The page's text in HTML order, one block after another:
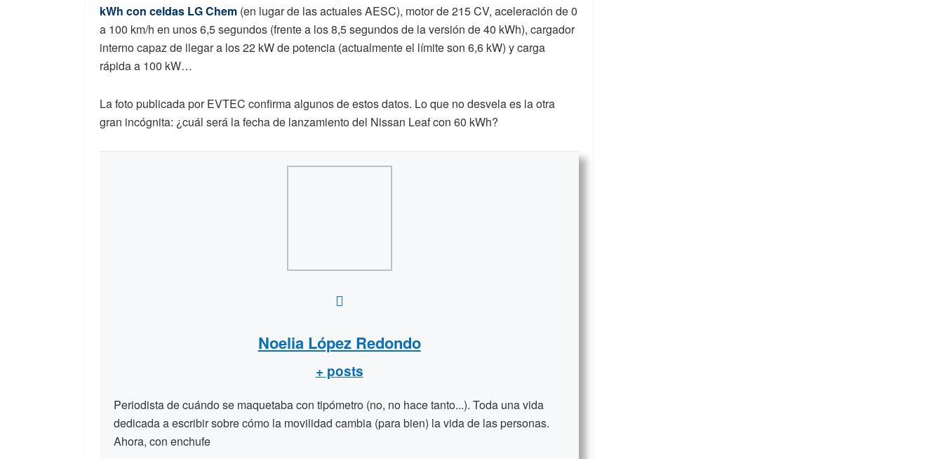
kWh con celdas LG Chem (en lugar de las actuales AESC), motor de 215 CV, aceleración de 0
a 100 km/h en unos 6,5 segundos (frente a los 8,5 segundos de la versión de 40 kWh), cargador
interno capaz de llegar a los 22 kW de potencia (actualmente el límite son 6,6 kW) y carga
rápida a 100 kW…
La foto publicada por EVTEC confirma algunos de estos datos. Lo que no desvela es la otra
gran incógnita: ¿cuál será la fecha de lanzamiento del Nissan Leaf con 60 kWh?
Noelia López Redondo
+ posts
Periodista de cuándo se maquetaba con tipómetro (no, no hace tanto...). Toda una vida
dedicada a escribir sobre cómo la movilidad cambia (para bien) la vida de las personas.
Ahora, con enchufe